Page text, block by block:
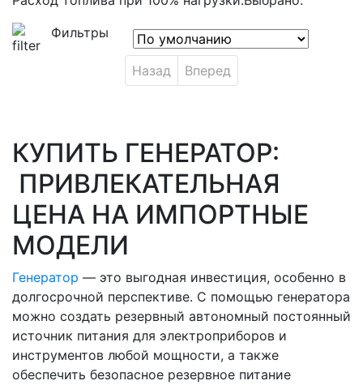
Фильтры
Назад Вперед
КУПИТЬ ГЕНЕРАТОР:
ПРИВЛЕКАТЕЛЬНАЯ
ЦЕНА НА ИМПОРТНЫЕ
МОДЕЛИ
Генератор — это выгодная инвестиция, особенно в
долгосрочной перспективе. С помощью генератора
можно создать резервный автономный постоянный
источник питания для электроприборов и
инструментов любой мощности, а также
обеспечить безопасное резервное питание